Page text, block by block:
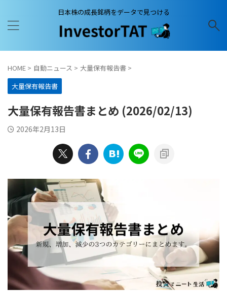
日本株の成長銘柄をデータで見つける
HOME > 自動ニュース > 大量保有報告書 >
大量保有報告書
大量保有報告書まとめ (2026/02/13)
2026年2月13日